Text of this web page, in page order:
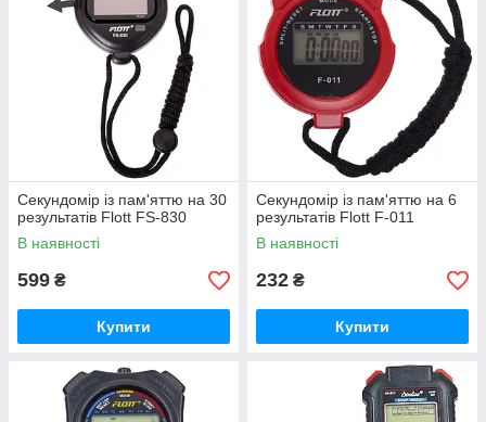
Секундомір із пам'яттю на 30
результатів Flott FS-830
В наявності
599 ₴
Купити
Секундомір із пам'яттю на 6
результатів Flott F-011
В наявності
232 ₴
Купити